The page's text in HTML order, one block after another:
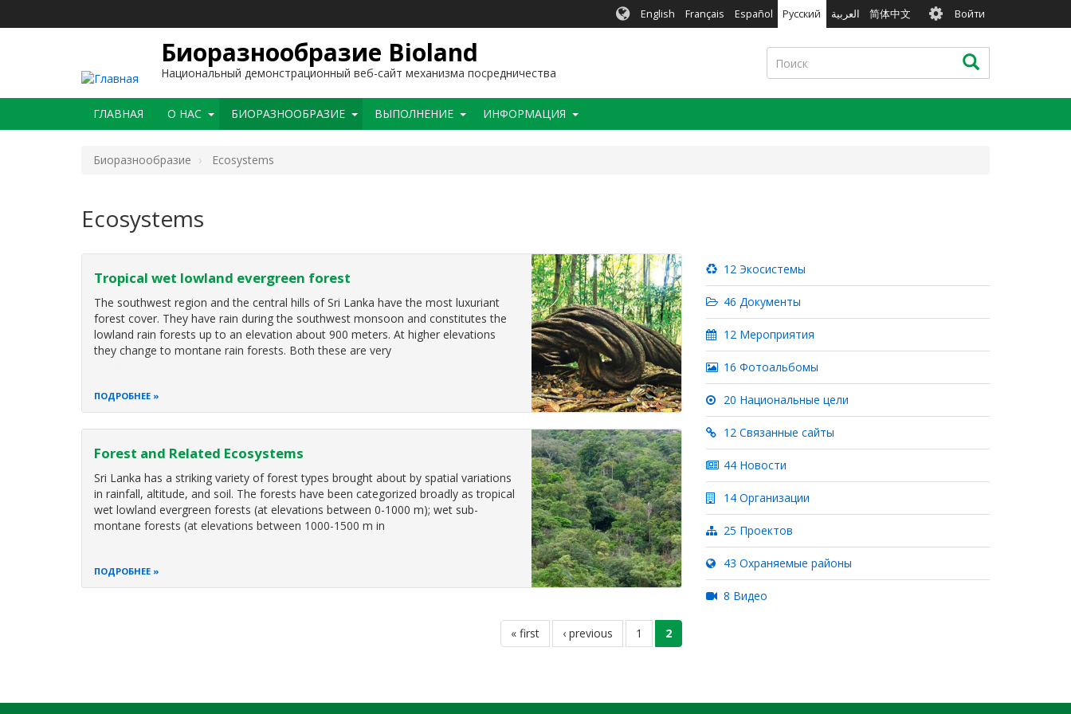
English Français Español Русский العربية 简体中文 User
account
menu
Войти
Биоразнообразие Bioland
Национальный демонстрационный веб-сайт механизма посредничества
Поиск Поиск
Main
navigation
ГЛАВНАЯ O НАС БИОРАЗНООБРАЗИЕ BЫПОЛНЕНИЕ ИНФОРМАЦИЯ
Биоразнообразие Ecosystems
Ecosystems
Tropical wet lowland evergreen forest
The southwest region and the central hills of Sri Lanka have the most luxuriant
forest cover. They have rain during the southwest monsoon and constitutes the
lowland rain forests up to an elevation about 900 meters. At higher elevations
they change to montane rain forests. Both these are very
ПОДРОБНЕЕ
Forest and Related Ecosystems
Sri Lanka has a striking variety of forest types brought about by spatial variations
in rainfall, altitude, and soil. The forests have been categorized broadly as tropical
wet lowland evergreen forests (at elevations between 0-1000 m); wet sub-
montane forests (at elevations between 1000-1500 m in
ПОДРОБНЕЕ
первая
страница
« first ←
‹ previous страница
1
текущая
страница
2
12 Экосистемы
46 Документы
12 Мероприятия
16 Фотоальбомы
20 Национальные цели
12 Связанные сайты
44 Новости
14 Организации
25 Проектов
43 Охраняемые районы
8 Видео